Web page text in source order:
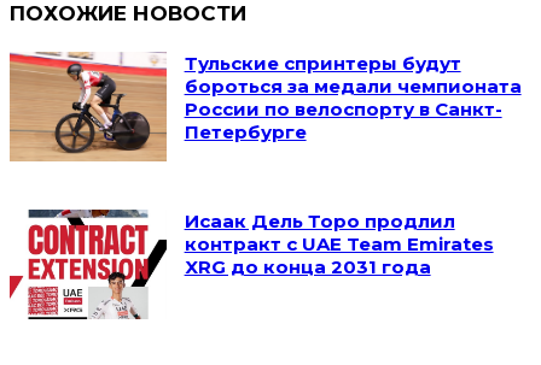
ПОХОЖИЕ НОВОСТИ
Тульские спринтеры будут
бороться за медали чемпионата
России по велоспорту в Санкт-
Петербурге
Исаак Дель Торо продлил
контракт с UAE Team Emirates
XRG до конца 2031 года